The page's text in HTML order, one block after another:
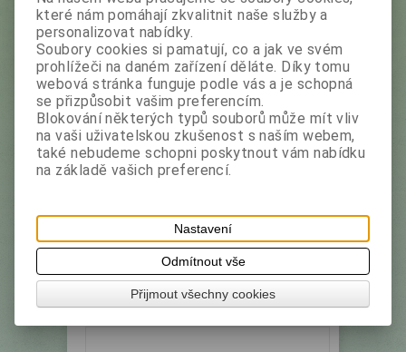
FAN Sorbit potravinářský 100 g
Výrobce: Fan Katalogové číslo:
Jedná se o sladidlo, které je vhodné také pro
diabetiky. neboť se jedná o monosacharid bez
nároků na inzulin. Sorbit potravinářský je
vhodný především pro přípravu pečiva a
konzervování ovoce. Vyhovuje ale i pro přímé
sorbitol Výživové hodnoty: 100g - 1000 kJ/239
Vaše cena bez DPH:21 Kč
Vaše cena s DPH:23,50 Kč
Přidat do košíku
ks
které nám pomáhají zkvalitnit naše služby a
personalizovat nabídky.
Soubory cookies si pamatují, co a jak ve svém
prohlížeči na daném zařízení děláte. Díky tomu
webová stránka funguje podle vás a je schopná
se přizpůsobit vašim preferencím.
Blokování některých typů souborů může mít vliv
na vaši uživatelskou zkušenost s naším webem,
také nebudeme schopni poskytnout vám nabídku
na základě vašich preferencí.
Nastavení
Odmítnout vše
Přijmout všechny cookies